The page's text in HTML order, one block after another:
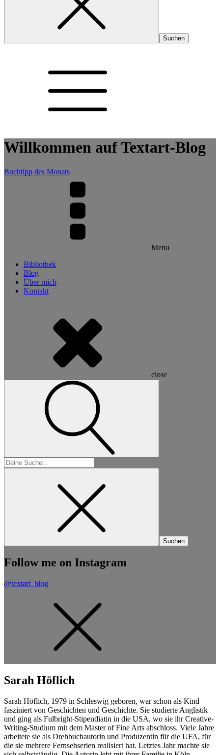
Willkommen auf Textart-Blog
Buchtipp des Monats
Menu
Bibliothek
Blog
Über mich
Kontakt
close
Suchen
nach:
Follow me on Instagram
@textart_blog
Sarah Höflich
Sarah Höflich, 1979 in Schleswig geboren, war schon als Kind
fasziniert von Geschichten und Geschichte. Sie studierte Anglistik
und ging als Fulbright-Stipendiatin in die USA, wo sie ihr Creative-
Writing-Studium mit dem Master of Fine Arts abschloss. Viele Jahre
arbeitete sie als Drehbuchautorin und Produzentin für die UFA, für
die sie mehrere Fernsehserien realisiert hat. Letztes Jahr machte sie